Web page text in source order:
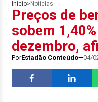
Início> Notícias
Preços de
sobem
dezembro,
PorEstadão Conteúdo 04/